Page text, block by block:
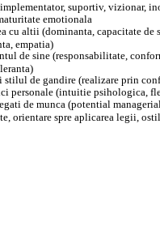
suportiv, vizionar,
emotionala
cu altii (dominanta, capacitate de
empatia)
de sine (responsabilitate,
de gandire (realizare prin
personale (intuitie psihologica,
de munca (potential
orientare spre aplicarea legii,